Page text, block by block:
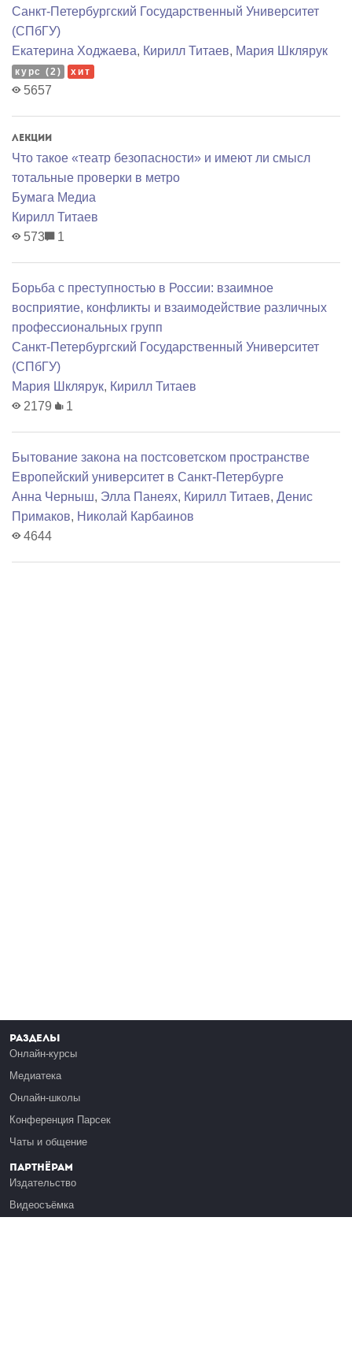
Санкт-Петербургский Государственный Университет
(СПбГУ)
Екатерина Ходжаева, Кирилл Титаев, Мария Шклярук
курс (2) хит
5657
Лекции
Что такое «театр безопасности» и имеют ли смысл
тотальные проверки в метро
Бумага Медиа
Кирилл Титаев
573
1
Борьба с преступностью в России: взаимное
восприятие, конфликты и взаимодействие различных
профессиональных групп
Санкт-Петербургский Государственный Университет
(СПбГУ)
Мария Шклярук, Кирилл Титаев
2179
1
Бытование закона на постсоветском пространстве
Европейский университет в Санкт-Петербурге
Анна Черныш, Элла Панеях, Кирилл Титаев, Денис
Примаков, Николай Карбаинов
4644
Разделы
Онлайн-курсы
Медиатека
Онлайн-школы
Конференция Парсек
Чаты и общение
Партнёрам
Издательство
Видеосъёмка